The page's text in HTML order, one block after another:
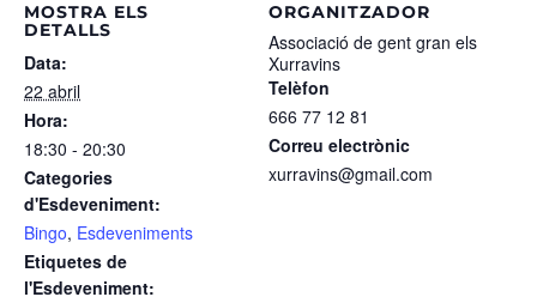
MOSTRA ELS
DETALLS
Data:
22 abril
Hora:
18:30 - 20:30
Categories
d'Esdeveniment:
Bingo, Esdeveniments
Etiquetes de
l'Esdeveniment:
ORGANITZADOR
Associació de gent gran els
Xurravins
Telèfon
666 77 12 81
Correu electrònic
xurravins@gmail.com